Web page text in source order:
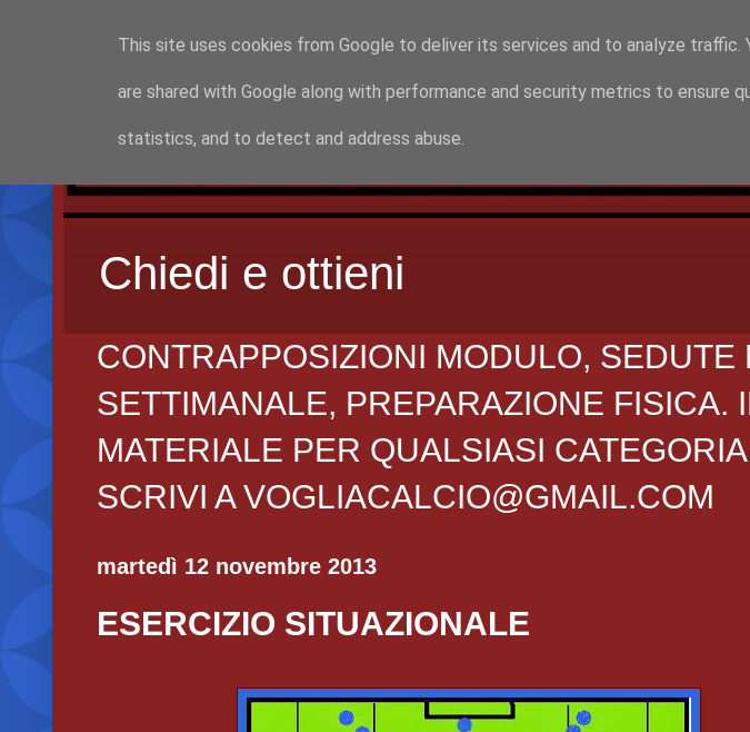
Chiedi e ottieni
CONTRAPPOSIZIONI MODULO,
SETTIMANALE, PREPARAZIONE FISICA.
MATERIALE PER QUALSIASI
SCRIVI A VOGLIACALCIO@GMAIL.COM
martedì 12 novembre 2013
ESERCIZIO SITUAZIONALE
This site uses cookies from Google to deliver its services and to analyze traffic.
are shared with Google along with performance and security metrics to ensure
statistics, and to detect and address abuse.